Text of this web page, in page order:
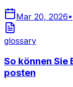
Mar 20, 2026•
glossary
So können Sie
posten